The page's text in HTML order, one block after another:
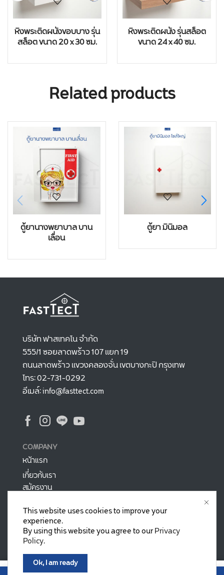
หิ้งพระติดผนังขอบบาง รุ่น
สล็อต ขนาด 20 x 30 ซม.
หิ้งพระติดผนัง รุ่นสล็อต
ขนาด 24 x 40 ซม.
Related products
ตู้ยานางพยาบาล บาน
เลื่อน
ตู้ยา มินิมอล
บริษัท ฟาสเทคโน จำกัด
555/1 ซอยลาดพร้าว 107 แยก 19
ถนนลาดพร้าว แขวงคลองจั่น เขตบางกะปิ กรุงเทพ
โทร: 02-731-0292
อีเมล์: info@fasttect.com
COMPANY
หน้าแรก
เกี่ยวกับเรา
สมัครงาน
สินค้ามาใหม่
สินค้าขายดี
โปรโมชั่น
วิธีการสั่งซื้อ
฿1,050.00
This website uses cookies to improve your
experience.
By using this website you agree to ourPrivacy
Policy.
Ok, I am ready